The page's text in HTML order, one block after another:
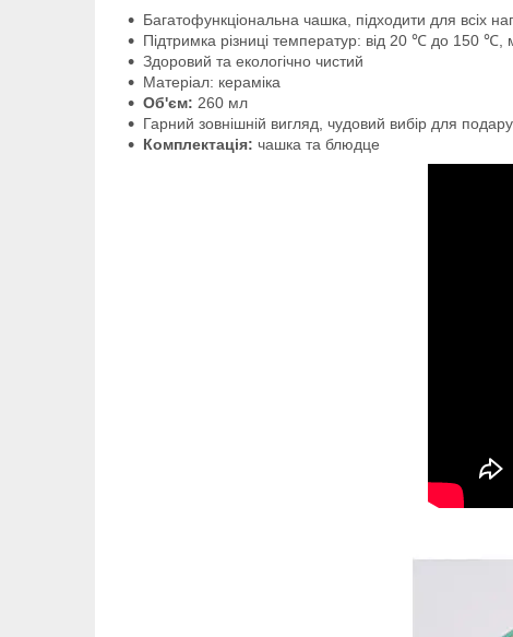
Багатофункціональна чашка, підходити для всіх
Підтримка різниці температур: від 20 ℃ до 150 ℃,
Здоровий та екологічно чистий
Матеріал: кераміка
Об'єм: 260 мл
Гарний зовнішній вигляд, чудовий вибір для
Комплектація: чашка та блюдце